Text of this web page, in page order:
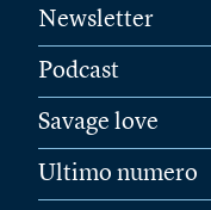
Newsletter
Podcast
Savage love
Ultimo numero